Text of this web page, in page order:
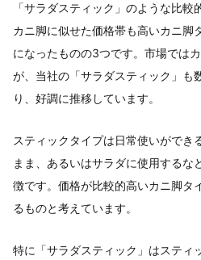
「サラダスティック」のような比較
カニ脚に似せた価格帯も高いカニ脚
になったものの3つです。市場では
が、当社の「サラダスティック」も
り、好調に推移しています。
スティックタイプは日常使いができ
まま、あるいはサラダに使用するな
徴です。価格が比較的高いカニ脚タ
るものと考えています。
特に「サラダスティック」はスティ